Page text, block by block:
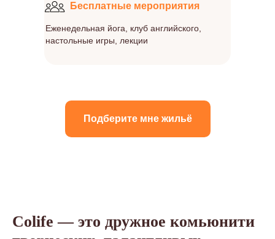
Еженедельная йога, клуб английского,
настольные игры, лекции
Бесплатные мероприятия
Подберите мне жильё
Colife — это дружное комьюнити